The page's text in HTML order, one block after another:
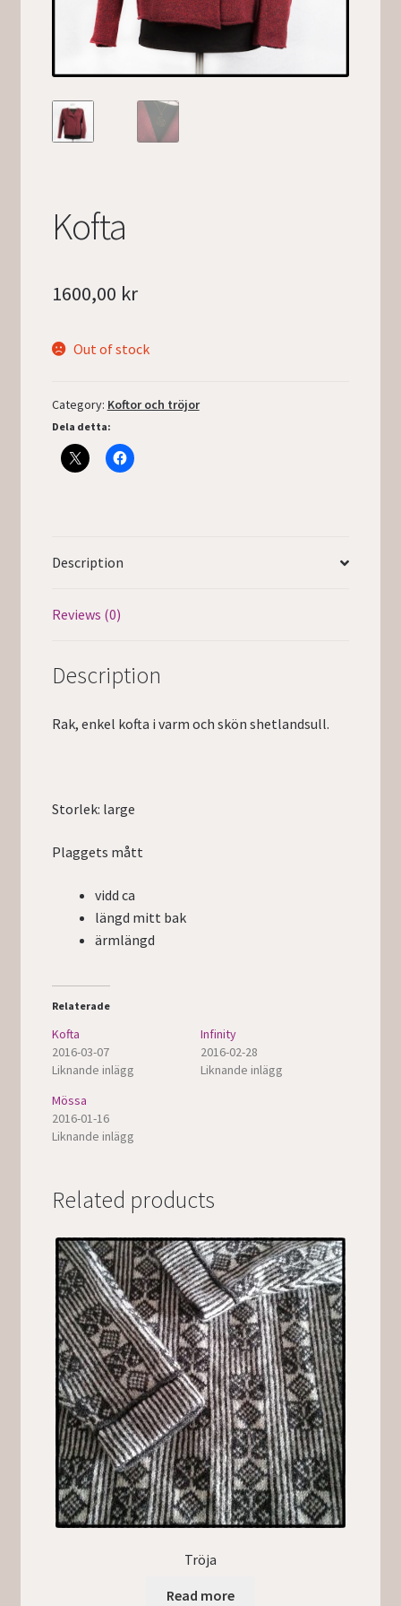
Kofta
1600,00 kr
Out of stock
Category: Koftor och tröjor
Dela detta:
Description
Reviews (0)
Description
Rak, enkel kofta i varm och skön shetlandsull.
Storlek: large
Plaggets mått
vidd ca
längd mitt bak
ärmlängd
Relaterade
Kofta
2016-03-07
Liknande inlägg
Infinity
2016-02-28
Liknande inlägg
Mössa
2016-01-16
Liknande inlägg
Related products
Tröja
Read more